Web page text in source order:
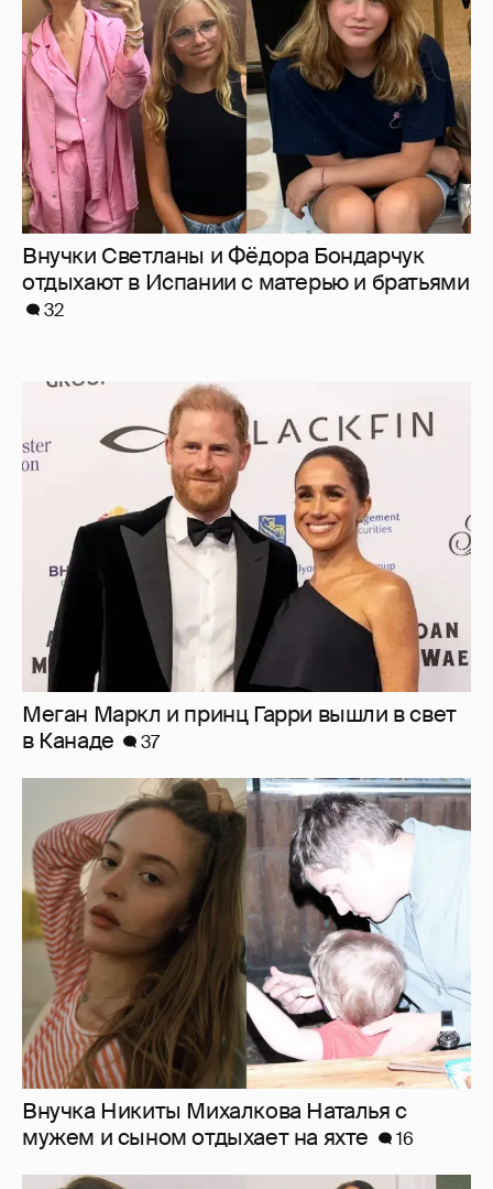
отдыхают в Испании с матерью и братьями
32
Меган Маркл и принц Гарри вышли в свет
в Канаде
Внучка Никиты Михалкова Наталья с
мужем и сыном отдыхает на яхте